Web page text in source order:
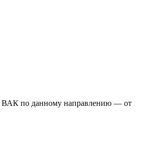
ВАК по данному направлению — от